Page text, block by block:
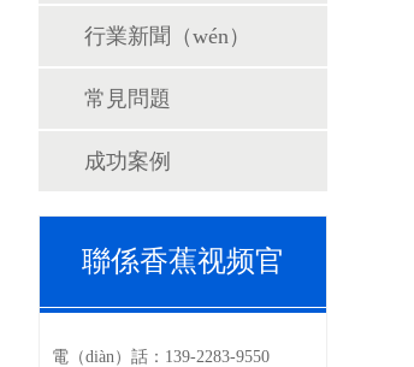
行業新聞（wén）
常見問題
成功案例
聯係香蕉视频官
電（diàn）話： 139-2283-9550